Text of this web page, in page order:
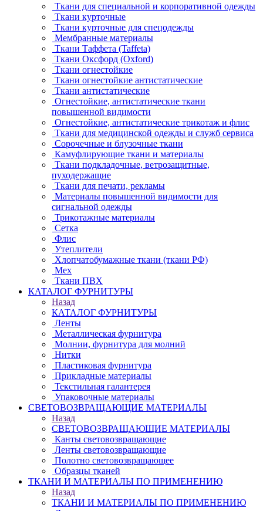
Ткани для специальной и корпоративной одежды
Ткани курточные
Ткани курточные для спецодежды
Мембранные материалы
Ткани Таффета (Taffeta)
Ткани Оксфорд (Oxford)
Ткани огнестойкие
Ткани огнестойкие антистатические
Ткани антистатические
Огнестойкие, антистатические ткани
повышенной видимости
Огнестойкие, антистатические трикотаж и флис
Ткани для медицинской одежды и служб сервиса
Сорочечные и блузочные ткани
Камуфлирующие ткани и материалы
Ткани подкладочные, ветрозащитные,
пуходержащие
Ткани для печати, рекламы
Материалы повышенной видимости для
сигнальной одежды
Трикотажные материалы
Сетка
Флис
Утеплители
Хлопчатобумажные ткани (ткани РФ)
Мех
Ткани ПВХ
КАТАЛОГ ФУРНИТУРЫ
Назад
КАТАЛОГ ФУРНИТУРЫ
Ленты
Металлическая фурнитура
Молнии, фурнитура для молний
Нитки
Пластиковая фурнитура
Прикладные материалы
Текстильная галантерея
Упаковочные материалы
СВЕТОВОЗВРАЩАЮЩИЕ МАТЕРИАЛЫ
Назад
СВЕТОВОЗВРАЩАЮЩИЕ МАТЕРИАЛЫ
Канты световозвращающие
Ленты световозвращающие
Полотно световозвращающее
Образцы тканей
ТКАНИ И МАТЕРИАЛЫ ПО ПРИМЕНЕНИЮ
Назад
ТКАНИ И МАТЕРИАЛЫ ПО ПРИМЕНЕНИЮ